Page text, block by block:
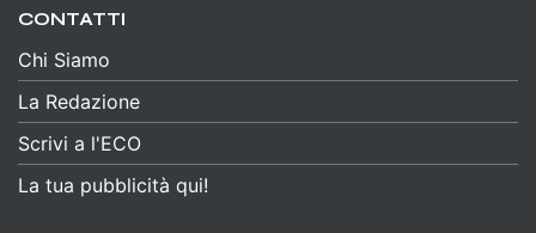
CONTATTI
Chi Siamo
La Redazione
Scrivi a l'ECO
La tua pubblicità qui!